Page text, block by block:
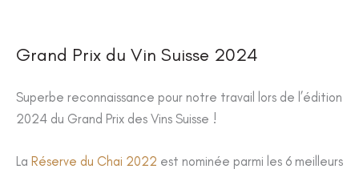
Grand Prix du Vin Suisse 2024
Superbe reconnaissance pour notre travail lors de l’édition
2024 du Grand Prix des Vins Suisse !
La Réserve du Chai 2022 est nominée parmi les 6 meilleurs